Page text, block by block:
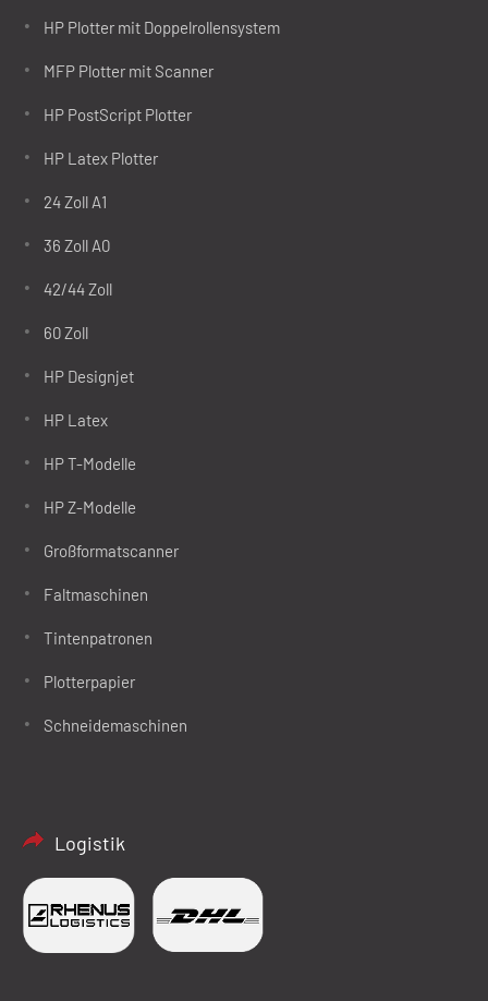
HP Plotter mit Doppelrollensystem
MFP Plotter mit Scanner
HP PostScript Plotter
HP Latex Plotter
24 Zoll A1
36 Zoll A0
42/44 Zoll
60 Zoll
HP Designjet
HP Latex
HP T-Modelle
HP Z-Modelle
Großformatscanner
Faltmaschinen
Tintenpatronen
Plotterpapier
Schneidemaschinen
Logistik